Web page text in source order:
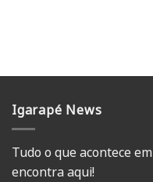
Igarapé News
Tudo o que acontece em
encontra aqui!